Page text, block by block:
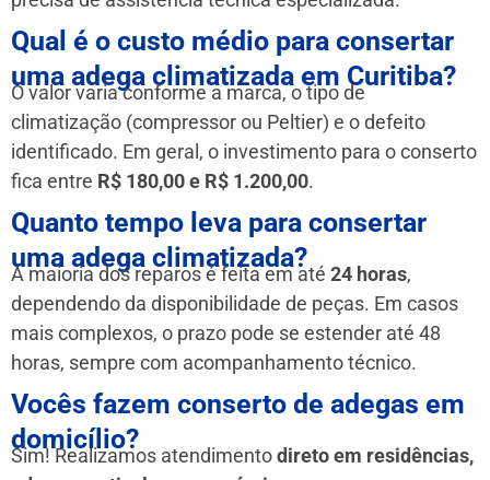
Qual é o custo médio para consertar
uma adega climatizada em Curitiba?
O valor varia conforme a marca, o tipo de
climatização (compressor ou Peltier) e o defeito
identificado. Em geral, o investimento para o conserto
fica entre R$ 180,00 e R$ 1.200,00.
Quanto tempo leva para consertar
uma adega climatizada?
A maioria dos reparos é feita em até 24 horas,
dependendo da disponibilidade de peças. Em casos
mais complexos, o prazo pode se estender até 48
horas, sempre com acompanhamento técnico.
Vocês fazem conserto de adegas em
domicílio?
Sim! Realizamos atendimentodireto em residências,